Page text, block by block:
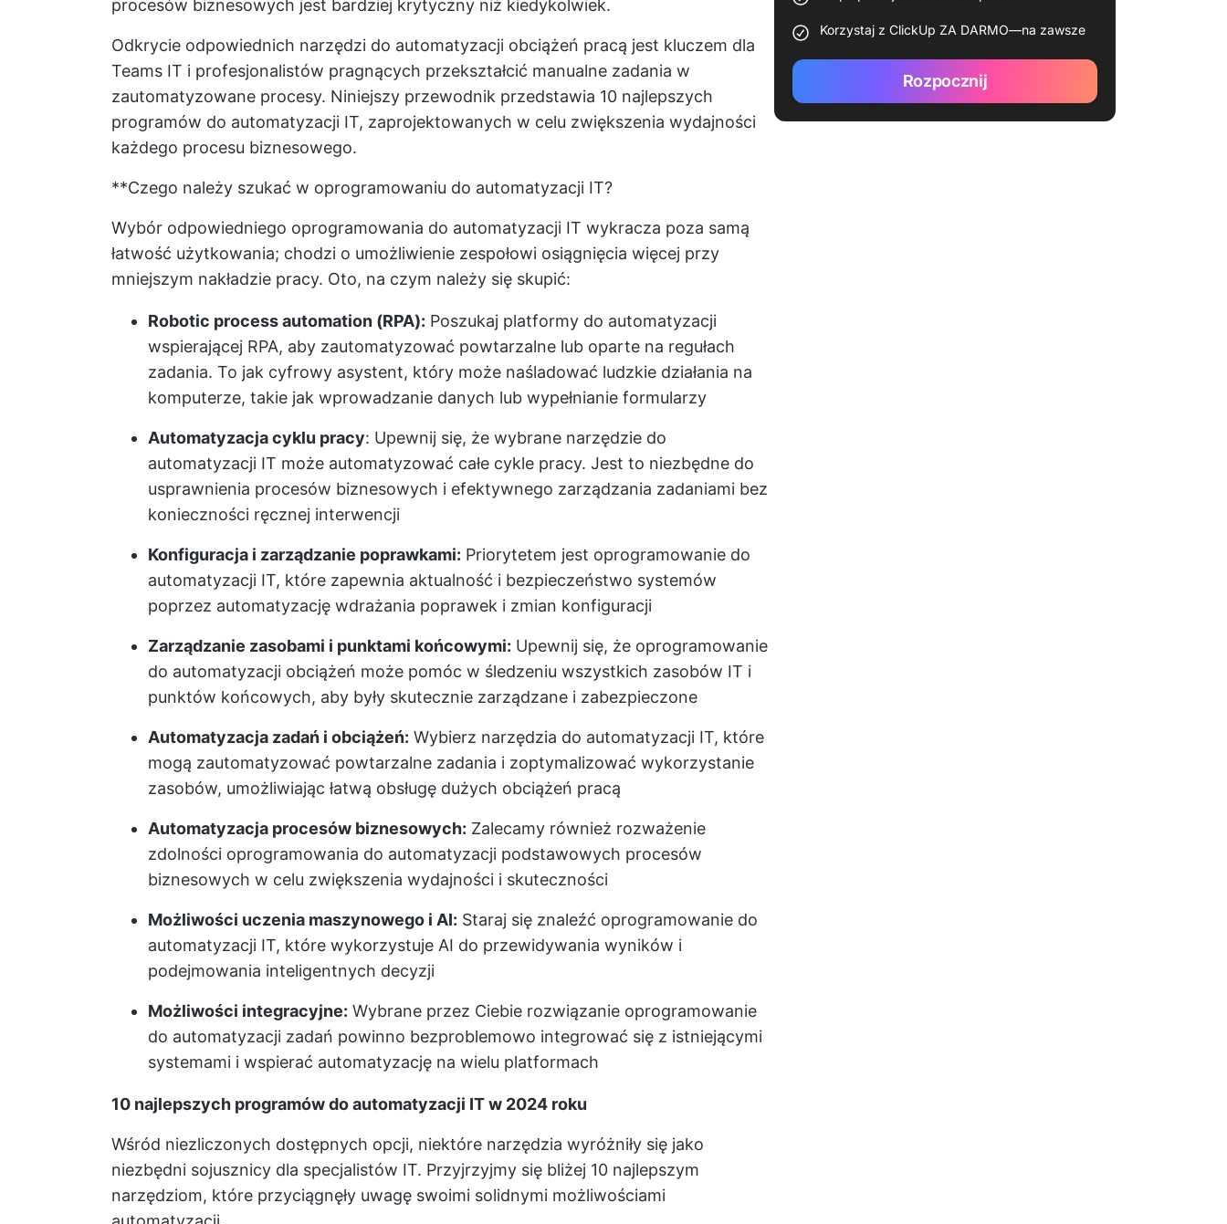
procesów biznesowych jest bardziej krytyczny niż kiedykolwiek.
Odkrycie odpowiednich narzędzi do automatyzacji obciążeń pracą jest kluczem dla
Teams IT i profesjonalistów pragnących przekształcić manualne zadania w
zautomatyzowane procesy. Niniejszy przewodnik przedstawia 10 najlepszych
programów do automatyzacji IT, zaprojektowanych w celu zwiększenia wydajności
każdego procesu biznesowego.
**Czego należy szukać w oprogramowaniu do automatyzacji IT?
Wybór odpowiedniego oprogramowania do automatyzacji IT wykracza poza samą
łatwość użytkowania; chodzi o umożliwienie zespołowi osiągnięcia więcej przy
mniejszym nakładzie pracy. Oto, na czym należy się skupić:
Robotic process automation (RPA): Poszukaj platformy do automatyzacji
wspierającej RPA, aby zautomatyzować powtarzalne lub oparte na regułach
zadania. To jak cyfrowy asystent, który może naśladować ludzkie działania na
komputerze, takie jak wprowadzanie danych lub wypełnianie formularzy
Automatyzacja cyklu pracy: Upewnij się, że wybrane narzędzie do
automatyzacji IT może automatyzować całe cykle pracy. Jest to niezbędne do
usprawnienia procesów biznesowych i efektywnego zarządzania zadaniami bez
konieczności ręcznej interwencji
Konfiguracja i zarządzanie poprawkami: Priorytetem jest oprogramowanie do
automatyzacji IT, które zapewnia aktualność i bezpieczeństwo systemów
poprzez automatyzację wdrażania poprawek i zmian konfiguracji
Zarządzanie zasobami i punktami końcowymi: Upewnij się, że oprogramowanie
do automatyzacji obciążeń może pomóc w śledzeniu wszystkich zasobów IT i
punktów końcowych, aby były skutecznie zarządzane i zabezpieczone
Automatyzacja zadań i obciążeń: Wybierz narzędzia do automatyzacji IT, które
mogą zautomatyzować powtarzalne zadania i zoptymalizować wykorzystanie
zasobów, umożliwiając łatwą obsługę dużych obciążeń pracą
Automatyzacja procesów biznesowych: Zalecamy również rozważenie
zdolności oprogramowania do automatyzacji podstawowych procesów
biznesowych w celu zwiększenia wydajności i skuteczności
Możliwości uczenia maszynowego i AI: Staraj się znaleźć oprogramowanie do
automatyzacji IT, które wykorzystuje AI do przewidywania wyników i
podejmowania inteligentnych decyzji
Możliwości integracyjne: Wybrane przez Ciebie rozwiązanie oprogramowanie
do automatyzacji zadań powinno bezproblemowo integrować się z istniejącymi
systemami i wspierać automatyzację na wielu platformach
10 najlepszych programów do automatyzacji IT w 2024 roku
Wśród niezliczonych dostępnych opcji, niektóre narzędzia wyróżniły się jako
niezbędni sojusznicy dla specjalistów IT. Przyjrzyjmy się bliżej 10 najlepszym
narzędziom, które przyciągnęły uwagę swoimi solidnymi możliwościami
Korzystaj z ClickUp ZA DARMO—na zawsze
Rozpocznij